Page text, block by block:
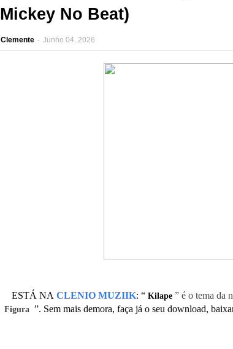
Mickey No Beat)
Clemente - Junho 04, 2026
ESTÁ NA CLENIO MUZIIK: “ Kilape ” é o tema da
Figura ”. Sem mais demora, faça já o seu download,